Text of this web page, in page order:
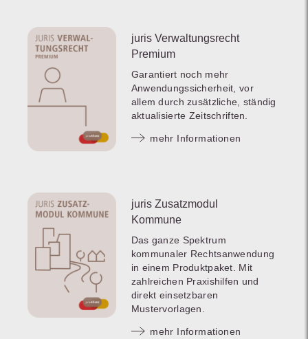
juris Verwaltungsrecht
Premium
Garantiert noch mehr
Anwendungssicherheit, vor
allem durch zusätzliche, ständig
aktualisierte Zeitschriften.
mehr Informationen
juris Zusatzmodul
Kommune
Das ganze Spektrum
kommunaler Rechtsanwendung
in einem Produktpaket. Mit
zahlreichen Praxishilfen und
direkt einsetzbaren
Mustervorlagen.
mehr Informationen